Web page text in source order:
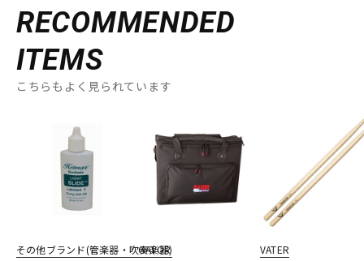
RECOMMENDED
ITEMS
こちらもよく見られています
その他ブランド(管楽器・吹奏楽器)
GATOR
VATER